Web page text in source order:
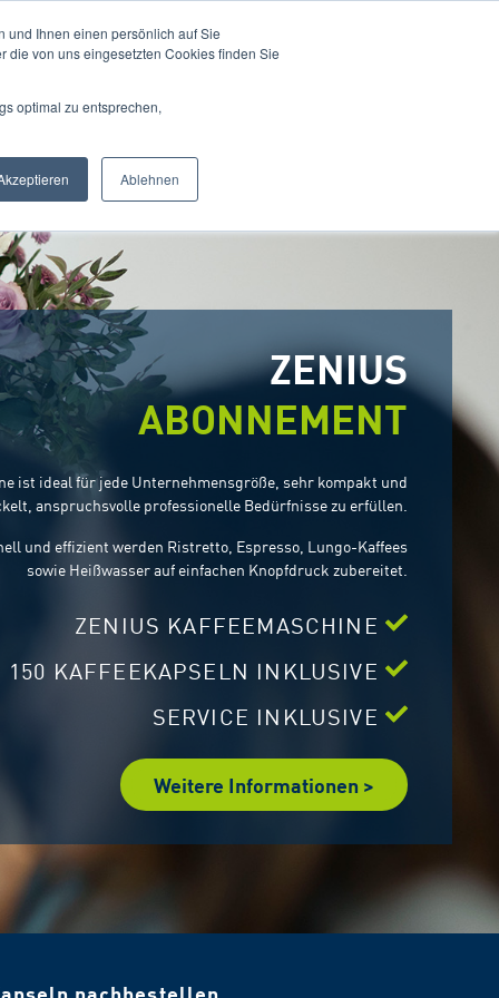
und Ihnen einen persönlich auf Sie
die von uns eingesetzten Cookies finden Sie
optimal zu entsprechen,
Ablehnen
ZENIUS
ABONNEMENT
ist ideal für jede Unternehmensgröße, sehr kompakt und
anspruchsvolle professionelle Bedürfnisse zu erfüllen.
und effizient werden Ristretto, Espresso, Lungo-Kaffees
sowie Heißwasser auf einfachen Knopfdruck zubereitet.
ZENIUS KAFFEEMASCHINE
150 KAFFEEKAPSELN INKLUSIVE
SERVICE INKLUSIVE
Weitere Informationen >